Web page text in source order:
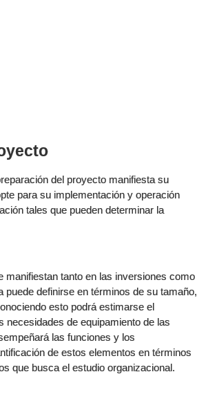
del proyecto manifiesta su
para su implementación y operación
tales que pueden determinar la
tanto en las inversiones como
definirse en términos de su tamaño,
esto podrá estimarse el
necesidades de equipamiento de las
las funciones y los
de estos elementos en términos
que busca el estudio organizacional.